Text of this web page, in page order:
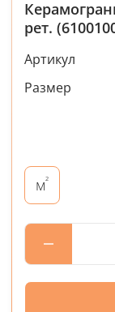
рет.
Артикул
Размер
м²